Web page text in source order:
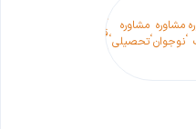
،مشاوره
نوجوان،مشاوره
تحصیلی،
مشاوره
قبل از